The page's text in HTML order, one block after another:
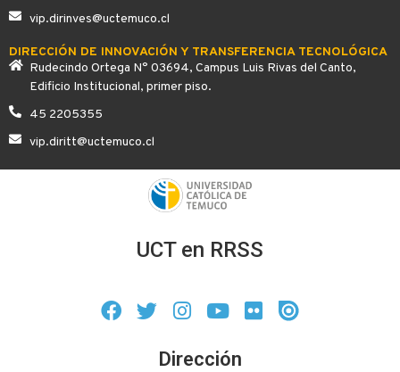
vip.dirinves@uctemuco.cl
DIRECCIÓN DE INNOVACIÓN Y TRANSFERENCIA TECNOLÓGICA
Rudecindo Ortega N° 03694, Campus Luis Rivas del Canto,
Edificio Institucional, primer piso.
45 2205355
vip.diritt@uctemuco.cl
UCT en RRSS
Dirección